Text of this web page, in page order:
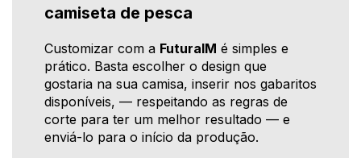
camiseta de pesca
Customizar com a FuturaIM é simples e
prático. Basta escolher o design que
gostaria na sua camisa, inserir nos gabaritos
disponíveis, — respeitando as regras de
corte para ter um melhor resultado — e
enviá-lo para o início da produção.